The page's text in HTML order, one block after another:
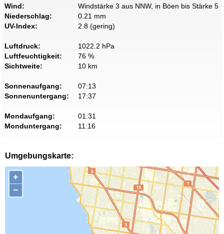
Wind:
Windstärke 3 aus NNW, in Böen bis Stärke 5
Niederschlag:
0.21 mm
UV-Index:
2.8 (gering)
Luftdruck:
1022.2 hPa
Luftfeuchtigkeit:
76 %
Sichtweite:
10 km
Sonnenaufgang:
07:13
Sonnenuntergang:
17:37
Mondaufgang:
01:31
Monduntergang:
11:16
Umgebungskarte:
+
−